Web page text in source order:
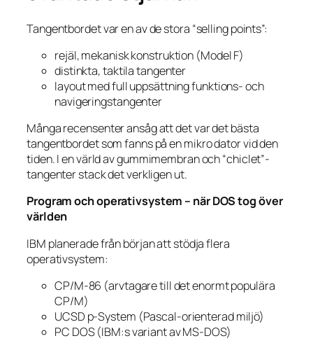
Tangentbordet var en av de stora “selling points”:
rejäl, mekanisk konstruktion (Model F)
distinkta, taktila tangenter
layout med full uppsättning funktions- och
navigeringstangenter
Många recensenter ansåg att det var det bästa
tangentbordet som fanns på en mikro­ dator vid den
tiden. I en värld av gummimembran och “chiclet”-
tangenter stack det verkligen ut.
Program och operativsystem – när DOS tog över
världen
IBM planerade från början att stödja flera
operativsystem:
CP/M-86 (arvtagare till det enormt populära
CP/M)
UCSD p-System (Pascal-orienterad miljö)
PC DOS (IBM:s variant av MS-DOS)